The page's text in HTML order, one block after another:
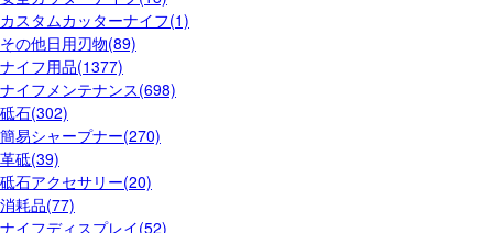
カスタムカッターナイフ(1)
その他日用刃物(89)
ナイフ用品(1377)
ナイフメンテナンス(698)
砥石(302)
簡易シャープナー(270)
革砥(39)
砥石アクセサリー(20)
消耗品(77)
ナイフディスプレイ(52)